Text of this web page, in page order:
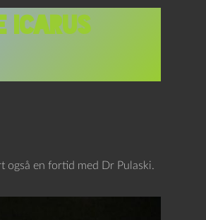
Icarus
også en fortid med Dr Pulaski.